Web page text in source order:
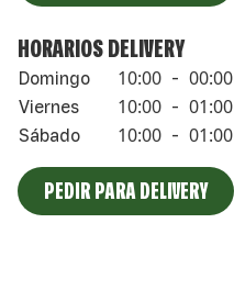
HORARIOS DELIVERY
Domingo 10:00 - 00:00
Viernes 10:00 - 01:00
Sábado 10:00 - 01:00
PEDIR PARA DELIVERY